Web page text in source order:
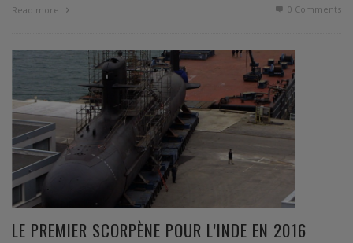
Read more 0 Comments
LE PREMIER SCORPÈNE POUR L’INDE EN 2016